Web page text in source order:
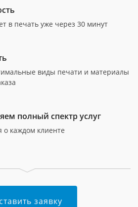
в печать уже через 30 минут
виды печати и материалы
полный спектр услуг
каждом клиенте
заявку